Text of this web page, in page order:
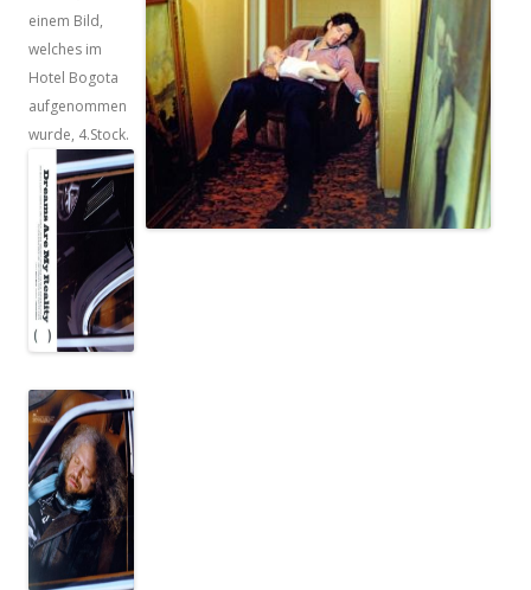
einem Bild,
welches im
Hotel Bogota
aufgenommen
wurde, 4.Stock.